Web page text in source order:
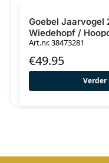
Goebel Jaarvogel
Wiedehopf /
uitvoering
Art.nr. 38473281
€49.95
Verder